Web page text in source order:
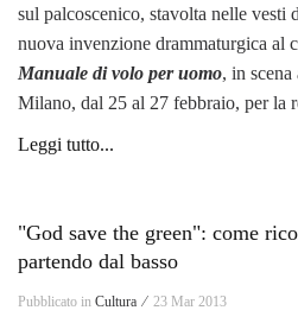
sul palcoscenico, stavolta nelle vesti
nuova invenzione drammaturgica al
Manuale di volo per uomo, in
Milano, dal 25 al 27 febbraio, per la
Leggi tutto...
"God save the green": come
partendo dal basso
Pubblicato in Cultura ⁄ 23 Mar 2013